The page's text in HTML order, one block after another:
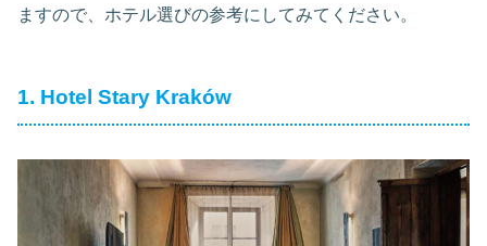
ますので、ホテル選びの参考にしてみてください。
1. Hotel Stary Kraków